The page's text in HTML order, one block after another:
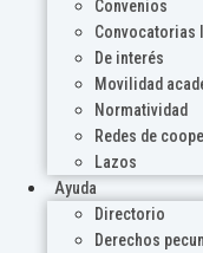
Convenios
Convocatorias
De interés
Movilidad
Normatividad
Redes de
Lazos
Ayuda
Directorio
Derechos